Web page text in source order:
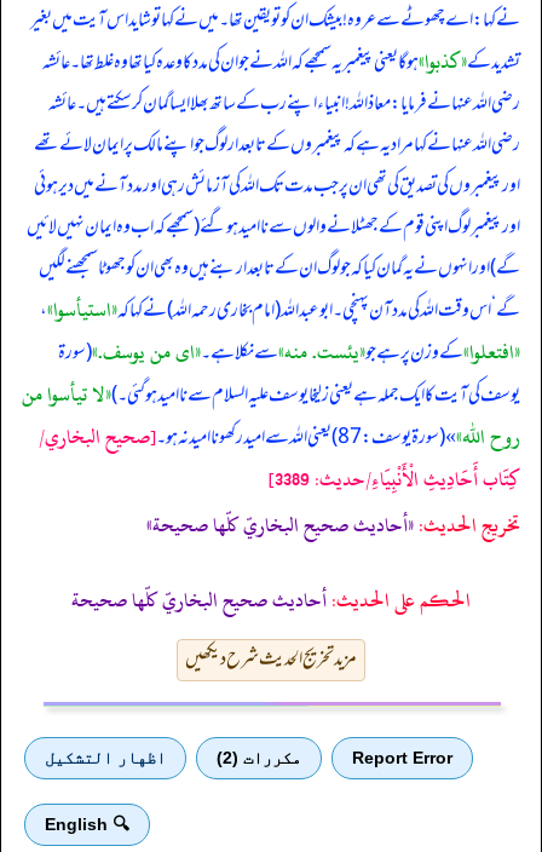
نے کہا: اے چھوٹے سے عروہ! بیشک ان کو تو یقین تھا۔ میں نے کہا تو شاید اس آیت میں بغیر
تشدید کے«كذبوا‏»ہو گا یعنی پیغمبر یہ سمجھے کہ اللہ نے جو ان کی مدد کا وعدہ کیا تھا وہ غلط تھا۔ عائشہ
رضی اللہ عنہا نے فرمایا: معاذاللہ! انبیاء اپنے رب کے ساتھ بھلا ایسا گمان کر سکتے ہیں۔ عائشہ
رضی اللہ عنہا نے کہا مراد یہ ہے کہ پیغمبروں کے تابعدار لوگ جو اپنے مالک پر ایمان لائے تھے
اور پیغمبروں کی تصدیق کی تھی ان پر جب مدت تک اللہ کی آزمائش رہی اور مدد آنے میں دیر ہوئی
اور پیغمبر لوگ اپنی قوم کے جھٹلانے والوں سے ناامید ہو گئے (سمجھے کہ اب وہ ایمان نہیں لائیں
گے) اور انہوں نے یہ گمان کیا کہ جو لوگ ان کے تابعدار بنے ہیں وہ بھی ان کو جھوٹا سمجھنے لگیں
گے ‘ اس وقت اللہ کی مدد آن پہنچی۔ ابوعبداللہ (امام بخاری رحمہ اللہ) نے کہا کہ«استيأسوا‏»،
«افتعلوا»کے وزن پر ہے جو«يئست‏.‏ ‏منه‏»سے نکلا ہے۔«اى من يوسف‏.‏»(سورۃ
یوسف کی آیت کا ایک جملہ ہے یعنی زلیخا یوسف علیہ السلام سے ناامید ہو گئی۔)«لا تيأسوا من
روح الله‏»» ‏‏‏‏ (سورۃ یوسف: 87) یعنی اللہ سے امید رکھو ناامید نہ ہو۔
[صحيح البخاري/
كِتَاب أَحَادِيثِ الْأَنْبِيَاءِ/حدیث: 3389]
تخریج الحدیث:«أحاديث صحيح البخاريّ كلّها صحيحة»
الحكم على الحديث:أحاديث صحيح البخاريّ كلّها صحيحة
مزید تخریج الحدیث شرح دیکھیں
Report Error مكررات (2) اظهار التشكيل
🔍 English